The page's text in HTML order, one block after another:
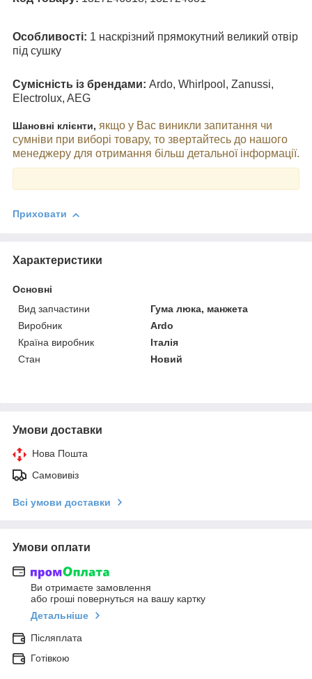
Особливості: 1 наскрізний прямокутний великий отвір
під сушку
Сумісність із брендами: Ardo, Whirlpool, Zanussi,
Electrolux, AEG
Шановні клієнти, якщо у Вас виникли запитання чи
сумніви при виборі товару, то звертайтесь до нашого
менеджеру для отримання більш детальної інформації.
Приховати
Характеристики
Основні
Вид запчастини
Гума люка, манжета
Виробник
Ardo
Країна виробник
Італія
Стан
Новий
Умови доставки
Нова Пошта
Самовивіз
Всі умови доставки
Умови оплати
Ви отримаєте замовлення
або гроші повернуться на вашу картку
Детальніше
Післяплата
Готівкою